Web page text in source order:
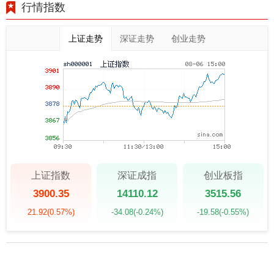
行情指数
上证走势 深证走势 创业走势
上证指数
3900.35
21.92(0.57%)
深证成指
14110.12
-34.08(-0.24%)
创业板指
3515.56
-19.58(-0.55%)